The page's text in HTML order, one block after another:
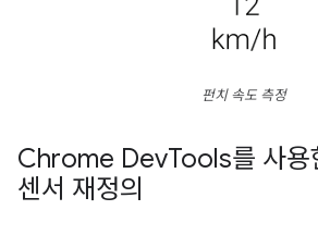
펀치 속도 측정
Chrome DevTools를 사용
센서 재정의